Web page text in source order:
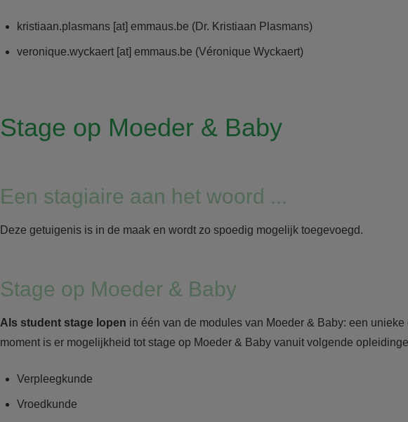
kristiaan.plasmans [at] emmaus.be (Dr. Kristiaan Plasmans)
veronique.wyckaert [at] emmaus.be (Véronique Wyckaert)
Stage op Moeder & Baby
Een stagiaire aan het woord ...
Deze getuigenis is in de maak en wordt zo spoedig mogelijk toegevoegd.
Stage op Moeder & Baby
Als student stage lopen in één van de modules van Moeder & Baby: een unieke
moment is er mogelijkheid tot stage op Moeder & Baby vanuit volgende
Verpleegkunde
Vroedkunde